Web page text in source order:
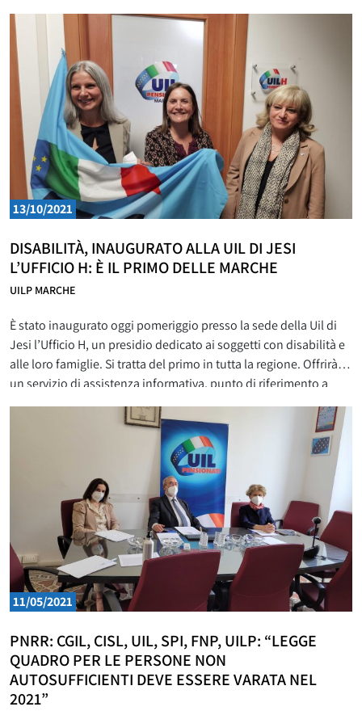
corso, che si avvale del contributo qualificato di Michele
Zerrillo, Area Assistenza e Tutela Ital nazionale, sono
13/10/2021
DISABILITÀ, INAUGURATO ALLA UIL DI JESI
L’UFFICIO H: È IL PRIMO DELLE MARCHE
UILP MARCHE
È stato inaugurato oggi pomeriggio presso la sede della Uil di
Jesi l’Ufficio H, un presidio dedicato ai soggetti con disabilità e
alle loro famiglie. Si tratta del primo in tutta la regione. Offrirà
un servizio di assistenza informativa, punto di riferimento a
disposizione delle persone più fragili che, spesso, stentano a
11/05/2021
PNRR: CGIL, CISL, UIL, SPI, FNP, UILP: “LEGGE
QUADRO PER LE PERSONE NON
AUTOSUFFICIENTI DEVE ESSERE VARATA NEL
2021”